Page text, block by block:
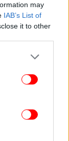
may
IAB’s List of
it to other
more Google
may click to
tags to
Google
στην
είσαι εκεί
να φέρει
να
φωνή